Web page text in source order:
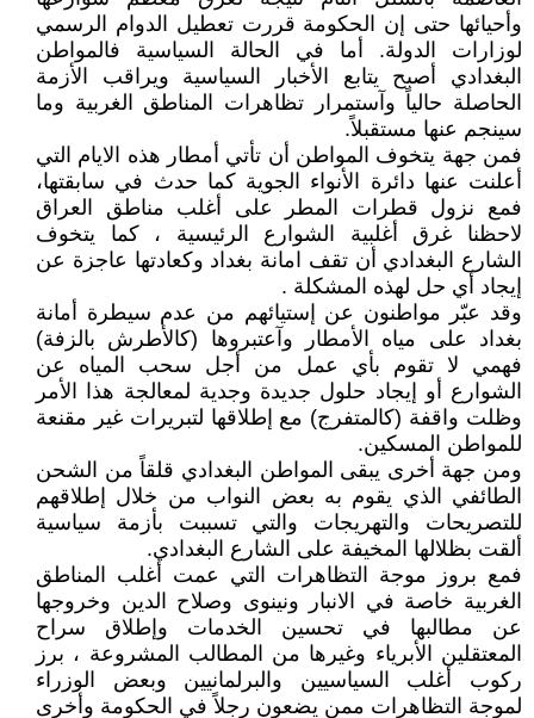
وأحيائها حتى إن الحكومة قررت تعطيل الدوام الرسمي
لوزارات الدولة. أما في الحالة السياسية فالمواطن
البغدادي أصبح يتابع الأخبار السياسية ويراقب الأزمة
الحاصلة حالياً وآستمرار تظاهرات المناطق الغربية وما
سينجم عنها مستقبلاً.
فمن جهة يتخوف المواطن أن تأتي أمطار هذه الايام التي
أعلنت عنها دائرة الأنواء الجوية كما حدث في سابقتها،
فمع نزول قطرات المطر على أغلب مناطق العراق
لاحظنا غرق أغلبية الشوارع الرئيسية ، كما يتخوف
الشارع البغدادي أن تقف امانة بغداد وكعادتها عاجزة عن
إيجاد أي حل لهذه المشكلة .
وقد عبّر مواطنون عن إستيائهم من عدم سيطرة أمانة
بغداد على مياه الأمطار وآعتبروها (كالأطرش بالزفة)
فهمي لا تقوم بأي عمل من أجل سحب المياه عن
الشوارع أو إيجاد حلول جديدة وجدية لمعالجة هذا الأمر
وظلت واقفة (كالمتفرج) مع إطلاقها لتبريرات غير مقنعة
للمواطن المسكين.
ومن جهة أخرى يبقى المواطن البغدادي قلقاً من الشحن
الطائفي الذي يقوم به بعض النواب من خلال إطلاقهم
للتصريحات والتهريجات والتي تسببت بأزمة سياسية
ألقت بظلالها المخيفة على الشارع البغدادي.
فمع بروز موجة التظاهرات التي عمت أغلب المناطق
الغربية خاصة في الانبار ونينوى وصلاح الدين وخروجها
عن مطالبها في تحسين الخدمات وإطلاق سراح
المعتقلين الأبرياء وغيرها من المطالب المشروعة ، برز
ركوب أغلب السياسيين والبرلمانيين وبعض الوزراء
لموجة التظاهرات ممن يضعون رجلاً في الحكومة وأخرى